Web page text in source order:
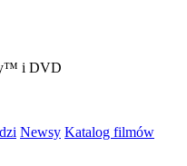
i DVD
Newsy Katalog filmów